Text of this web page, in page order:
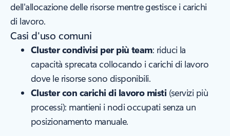
dell'allocazione delle risorse mentre gestisce i carichi
di lavoro.
Casi d'uso comuni
Cluster condivisi per più team: riduci la
capacità sprecata collocando i carichi di lavoro
dove le risorse sono disponibili.
Cluster con carichi di lavoro misti (servizi più
processi): mantieni i nodi occupati senza un
posizionamento manuale.